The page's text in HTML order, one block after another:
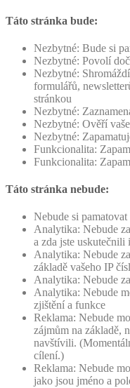
Táto stránka bude:
Nezbytné: Bude si
Nezbytné: Povolí
Nezbytné:
formulářů,
stránkou
Nezbytné:
Nezbytné: Ověří
Nezbytné:
Funkcionalita:
Funkcionalita:
Táto stránka nebude:
Nebude si
Analytika: Nebude
a zda jste uskutečnili
Analytika: Nebude
základě vašeho IP
Analytika: Nebude
Analytika: Nebude
zjištění a funkce
Reklama: Nebude
zájmům na základě,
navštívili.
cílení.)
Reklama: Nebude
jako jsou jméno a